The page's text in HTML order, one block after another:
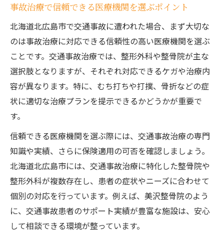
事故治療で信頼できる医療機関を選ぶポイント
北海道北広島市で交通事故に遭われた場合、まず大切な
のは事故治療に対応できる信頼性の高い医療機関を選ぶ
ことです。交通事故治療では、整形外科や整骨院が主な
選択肢となりますが、それぞれ対応できるケガや治療内
容が異なります。特に、むち打ちや打撲、骨折などの症
状に適切な治療プランを提示できるかどうかが重要で
す。
信頼できる医療機関を選ぶ際には、交通事故治療の専門
知識や実績、さらに保険適用の可否を確認しましょう。
北海道北広島市には、交通事故治療に特化した整骨院や
整形外科が複数存在し、患者の症状やニーズに合わせて
個別の対応を行っています。例えば、美沢整骨院のよう
に、交通事故患者のサポート実績が豊富な施設は、安心
して相談できる環境が整っています。